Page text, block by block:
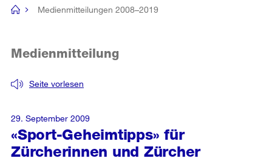
Navigation
[no
Medienmitteilungen 2008–2019
«Sport-Geheimtipps» für
Zürcherinnen und Zürcher
Seite vorlesen
Medienmitteilung
29. September 2009